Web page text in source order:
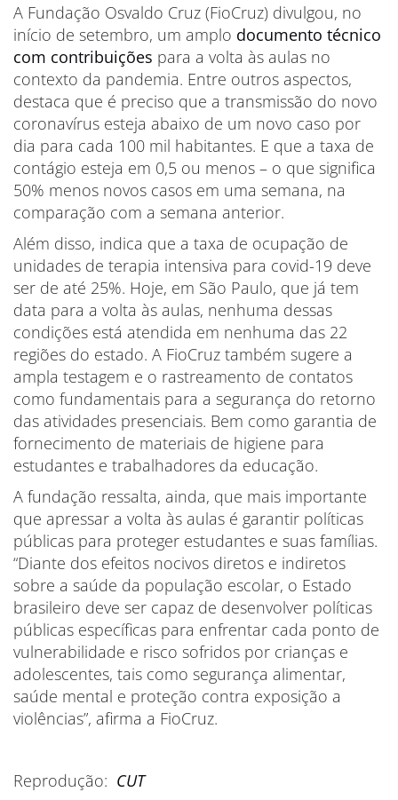
A Fundação Osvaldo Cruz (FioCruz) divulgou, no
início de setembro, um amplo documento técnico
com contribuições para a volta às aulas no
contexto da pandemia. Entre outros aspectos,
destaca que é preciso que a transmissão do novo
coronavírus esteja abaixo de um novo caso por
dia para cada 100 mil habitantes. E que a taxa de
contágio esteja em 0,5 ou menos – o que significa
50% menos novos casos em uma semana, na
comparação com a semana anterior.
Além disso, indica que a taxa de ocupação de
unidades de terapia intensiva para covid-19 deve
ser de até 25%. Hoje, em São Paulo, que já tem
data para a volta às aulas, nenhuma dessas
condições está atendida em nenhuma das 22
regiões do estado. A FioCruz também sugere a
ampla testagem e o rastreamento de contatos
como fundamentais para a segurança do retorno
das atividades presenciais. Bem como garantia de
fornecimento de materiais de higiene para
estudantes e trabalhadores da educação.
A fundação ressalta, ainda, que mais importante
que apressar a volta às aulas é garantir políticas
públicas para proteger estudantes e suas famílias.
“Diante dos efeitos nocivos diretos e indiretos
sobre a saúde da população escolar, o Estado
brasileiro deve ser capaz de desenvolver políticas
públicas específicas para enfrentar cada ponto de
vulnerabilidade e risco sofridos por crianças e
adolescentes, tais como segurança alimentar,
saúde mental e proteção contra exposição a
violências”, afirma a FioCruz.
Reprodução: CUT